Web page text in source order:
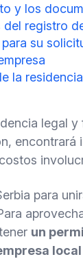
y los
del registro
su
la
legal
para
un